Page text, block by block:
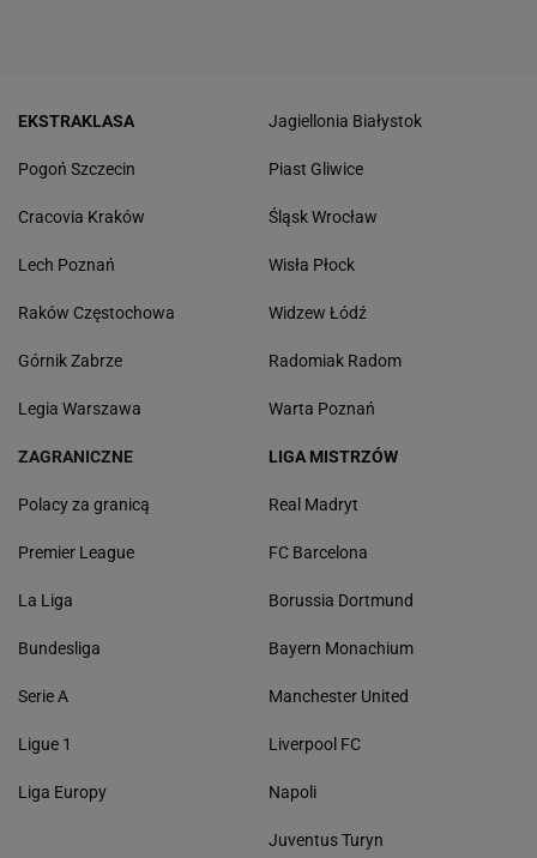
EKSTRAKLASA
Pogoń Szczecin
Cracovia Kraków
Lech Poznań
Raków Częstochowa
Górnik Zabrze
Legia Warszawa
Jagiellonia Białystok
Piast Gliwice
Śląsk Wrocław
Wisła Płock
Widzew Łódź
Radomiak Radom
Warta Poznań
ZAGRANICZNE
Polacy za granicą
Premier League
La Liga
Bundesliga
Serie A
Ligue 1
Liga Europy
LIGA MISTRZÓW
Real Madryt
FC Barcelona
Borussia Dortmund
Bayern Monachium
Manchester United
Liverpool FC
Napoli
Juventus Turyn